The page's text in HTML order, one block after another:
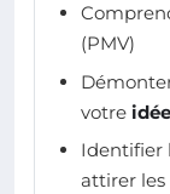
(PMV)
votre idée
Identifier
attirer